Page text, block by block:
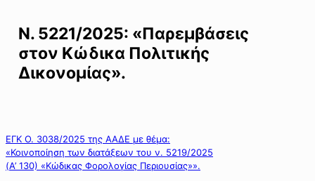
Ν. 5221/2025: «Παρεμβάσεις
στον Κώδικα Πολιτικής
Δικονομίας».
ΕΓΚ Ο. 3038/2025 της ΑΑΔΕ με θέμα:
«Κοινοποίηση των διατάξεων του ν. 5219/2025
(Α’ 130) «Κώδικας Φορολογίας Περιουσίας»».